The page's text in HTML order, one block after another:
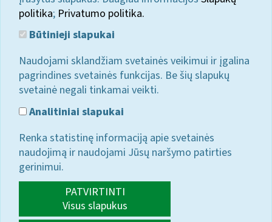
politika; Privatumo politika.
Būtinieji slapukai
Naudojami sklandžiam svetainės veikimui ir įgalina
pagrindines svetainės funkcijas. Be šių slapukų
svetainė negali tinkamai veikti.
Analitiniai slapukai
Renka statistinę informaciją apie svetainės
naudojimą ir naudojami Jūsų naršymo patirties
gerinimui.
PATVIRTINTI
Visus slapukus